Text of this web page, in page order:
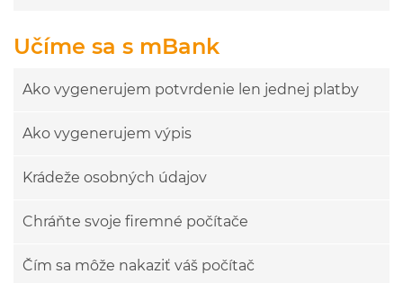
Učíme sa s mBank
Ako vygenerujem potvrdenie len jednej platby
Ako vygenerujem výpis
Krádeže osobných údajov
Chráňte svoje firemné počítače
Čím sa môže nakaziť váš počítač